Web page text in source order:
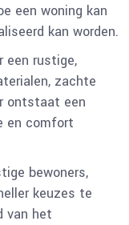
een woning kan
kan worden.
een rustige,
zachte
ontstaat een
en comfort
bewoners,
keuzes te
van het